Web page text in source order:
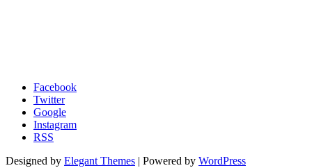
Facebook
Twitter
Google
Instagram
RSS
Designed by Elegant Themes | Powered by WordPress